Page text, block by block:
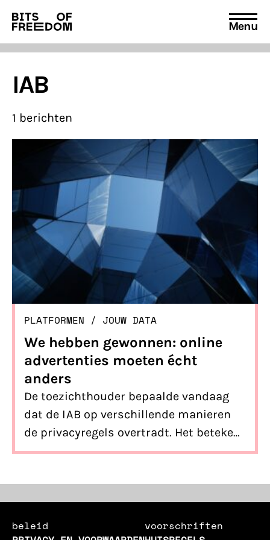
Search
for:
Menu
IAB
1 berichten
PLATFORMEN / JOUW DATA
We hebben gewonnen: online
advertenties moeten écht
anders
De toezichthouder bepaalde vandaag
dat de IAB op verschillende manieren
de privacyregels overtradt. Het betekent
dat de manier waarop online reclame
beleid
voorschriften